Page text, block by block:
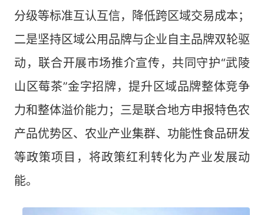
分级等标准互认互信，降低跨区域交易成本；
二是坚持区域公用品牌与企业自主品牌双轮驱
动，联合开展市场推介宣传，共同守护“武陵
山区莓茶”金字招牌，提升区域品牌整体竞争
力和整体溢价能力；三是联合地方申报特色农
产品优势区、农业产业集群、功能性食品研发
等政策项目，将政策红利转化为产业发展动
能。